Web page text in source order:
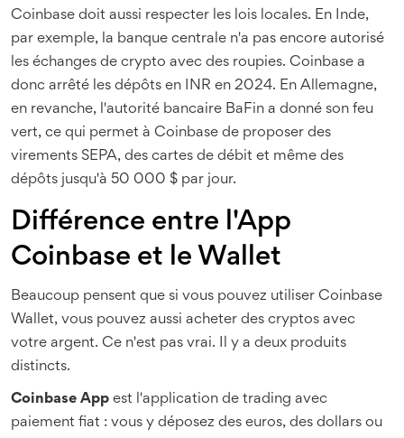
Coinbase doit aussi respecter les lois locales. En Inde,
par exemple, la banque centrale n'a pas encore autorisé
les échanges de crypto avec des roupies. Coinbase a
donc arrêté les dépôts en INR en 2024. En Allemagne,
en revanche, l'autorité bancaire BaFin a donné son feu
vert, ce qui permet à Coinbase de proposer des
virements SEPA, des cartes de débit et même des
dépôts jusqu'à 50 000 $ par jour.
Différence entre l'App
Coinbase et le Wallet
Beaucoup pensent que si vous pouvez utiliser Coinbase
Wallet, vous pouvez aussi acheter des cryptos avec
votre argent. Ce n'est pas vrai. Il y a deux produits
distincts.
Coinbase App est
l'application de trading avec
paiement fiat : vous y déposez des euros, des dollars ou